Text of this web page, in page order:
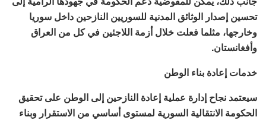
تحسين إصدار الوثائق المدنية للسوريين النازحين داخل سوريا
وخارجها، مثلما فعلت خلال أزمة اللاجئين في كل من العراق
وأفغانستان.
خدمات إعادة بناء الوطن
سيعتمد نجاح إدارة عملية إعادة النازحين إلى الوطن على تحقيق
الحكومة الانتقالية السورية لمستوى أساسي من الاستقرار وبناء